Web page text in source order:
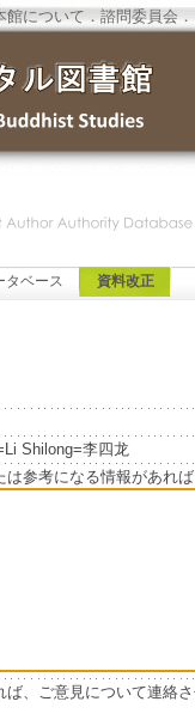
館について ．諮問委員会 ．
タベース 資料改正
Shilong=李四龙
は参考になる情報があれ
ば、ご意見について連絡